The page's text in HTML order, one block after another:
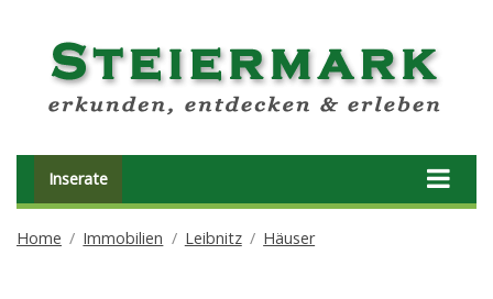
Inserate
Home Immobilien Leibnitz Häuser